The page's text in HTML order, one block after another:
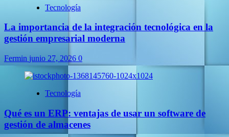
Tecnología
La importancia de la integración tecnológica en la
gestión empresarial moderna
Fermin junio 27, 2026 0
Tecnología
Qué es un ERP: ventajas de usar un software de
gestión de almacenes